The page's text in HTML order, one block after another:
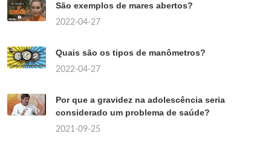
São exemplos de mares abertos?
2022-04-27
Quais são os tipos de manômetros?
2022-04-27
Por que a gravidez na adolescência seria
considerado um problema de saúde?
2021-09-25